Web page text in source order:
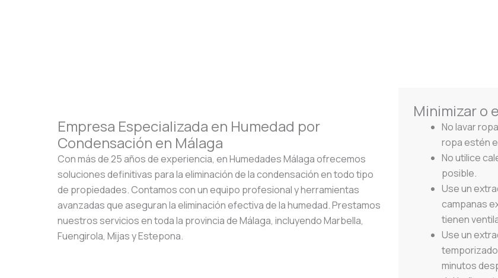
Empresa Especializada en Humedad por
Condensación en Málaga
Con más de 25 años de experiencia, en Humedades Málaga ofrecemos
soluciones definitivas para la eliminación de la condensación en todo tipo
de propiedades. Contamos con un equipo profesional y herramientas
avanzadas que aseguran la eliminación efectiva de la humedad. Prestamos
nuestros servicios en toda la provincia de Málaga, incluyendo Marbella,
Fuengirola, Mijas y Estepona.
Minimizar o
No lavar
ropa estén
No utilice
posible.
Use un
campanas
tienen
Use un
minutos